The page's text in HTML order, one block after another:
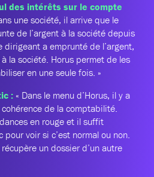
des intérêts sur le compte
une société, il arrive que le
de l’argent à la société depuis
dirigeant a emprunté de l’argent,
la société. Horus permet de les
en une seule fois. »
: « Dans le menu d’Horus, il y a
de la comptabilité.
en rouge et il suffit
voir si c’est normal ou non.
un dossier d’un autre